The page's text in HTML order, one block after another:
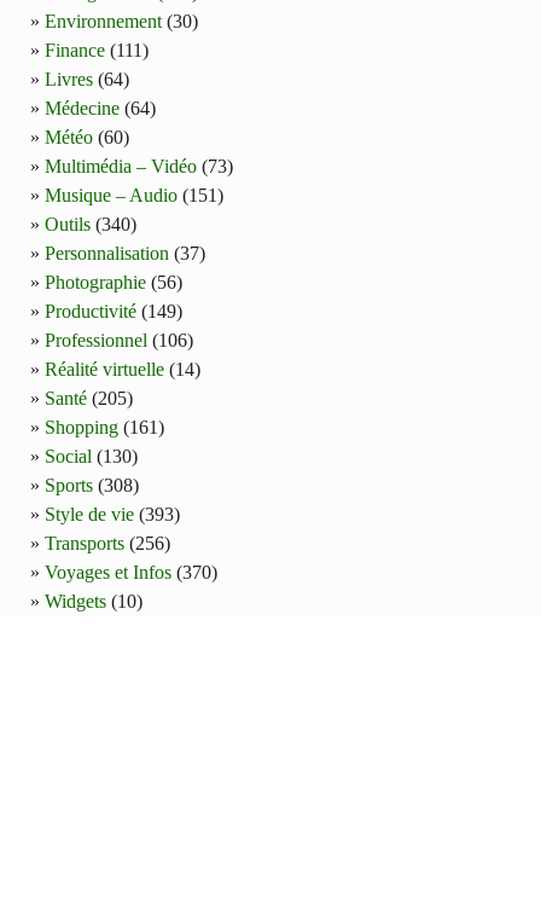
Environnement (30)
Finance (111)
Livres (64)
Médecine (64)
Météo (60)
Multimédia – Vidéo (73)
Musique – Audio (151)
Outils (340)
Personnalisation (37)
Photographie (56)
Productivité (149)
Professionnel (106)
Réalité virtuelle (14)
Santé (205)
Shopping (161)
Social (130)
Sports (308)
Style de vie (393)
Transports (256)
Voyages et Infos (370)
Widgets (10)